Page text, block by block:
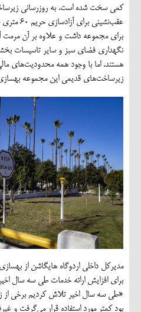
کمی سخت شده است. به روزرسانی
عقب‌نشینی
برای مجموعه داشت و علاوه بر آن مرمت
نگهداری فضای سبز و سایر تاسیسات
هستند. اما با وجود همه محدودیت‌های
زیرساخت‌های قدیمی این مجموعه
مدیرکل داخلی اردوگاه هایگاشن از
برای افزایش ارائه خدمات طی سه سال
«طی سه سال اخیر تلاش کردیم برخی از
بود کمتر مورد استفاده قرار می‌گرفت و